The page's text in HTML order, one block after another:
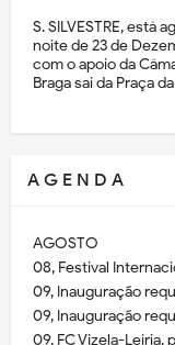
S. SILVESTRE, está
noite de 23 de
com o apoio da
Braga sai da Praça
A G E N D A
AGOSTO
08, Festival
09, Inauguração
09, Inauguração
09, FC Vizela-Leiria,